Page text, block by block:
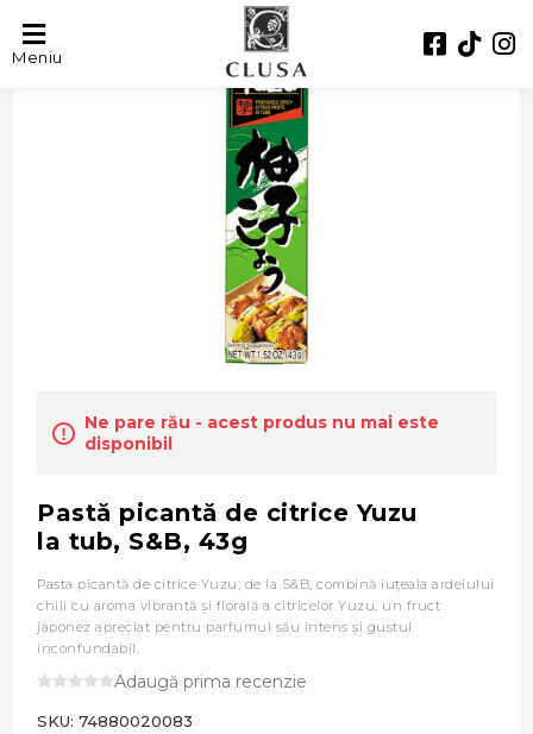
Meniu
Ne pare rău - acest produs nu mai este
disponibil
Pastă picantă de citrice Yuzu
la tub, S&B, 43g
Pasta picantă de citrice Yuzu, de la S&B, combină iuțeala ardeiului
chili cu aroma vibrantă și florală a citricelor Yuzu, un fruct
japonez apreciat pentru parfumul său intens și gustul
inconfundabil.
Adaugă prima recenzie
SKU: 74880020083